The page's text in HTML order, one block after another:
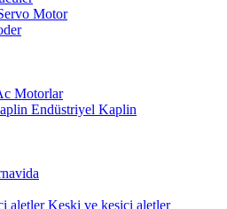
Motor
Motorlar
Endüstriyel Kaplin
Keski ve kesici aletler